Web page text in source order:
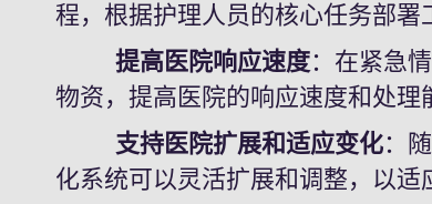
程，根据护理人员的核心任务部署
提高医院响应速度：在紧急
物资，提高医院的响应速度和处理
支持医院扩展和适应变化：
化系统可以灵活扩展和调整，以适